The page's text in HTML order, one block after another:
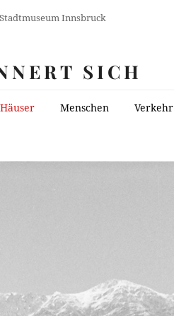
Innsbruck
SICH
Häuser Menschen Verkehr